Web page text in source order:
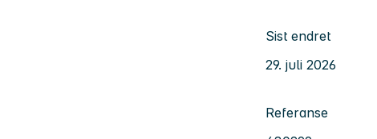
Sist endret
29. juli 2026
Referanse